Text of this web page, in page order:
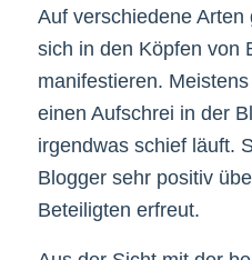
Auf verschiedene
sich in den Köpfen von
manifestieren.
einen Aufschrei in der
irgendwas schief läuft.
Blogger sehr positiv
Beteiligten erfreut.